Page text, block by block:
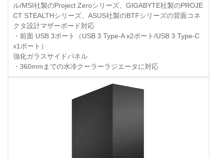
ル/MSI社製のProject Zeroシリーズ、GIGABYTE社製のPROJE
CT STEALTHシリーズ、ASUS社製のBTFシリーズの背面コネ
クタ設計マザーボード対応
・前面 USB 3ポート（USB 3 Type-A x2ポート/USB 3 Type-C
x1ポート）
強化ガラスサイドパネル
・360mmまでの水冷クーラーラジエータに対応